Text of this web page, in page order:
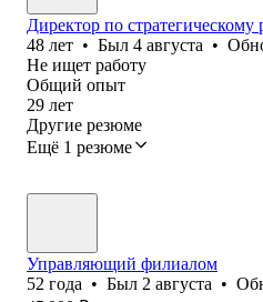
Директор по стратегическому
48 лет • Был 4 августа •
Не ищет работу
Общий опыт
29 лет
Другие резюме
Ещё 1 резюме
Управляющий филиалом
52 года • Был 2 августа •